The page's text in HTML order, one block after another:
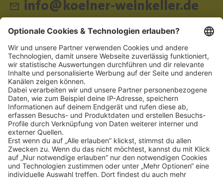
info@koelner-weinkeller.de
Schnellzugriff
ZAHLUNGSMETHODEN
SOCIAL
NEWSLETTER
BESUCHEN SIE UNS